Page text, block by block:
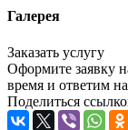
Галерея
Заказать услугу
Оформите заявку
время и ответим
Поделиться